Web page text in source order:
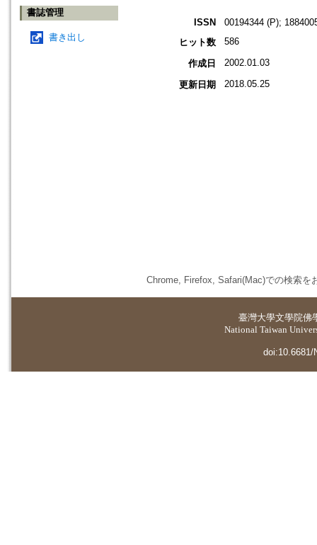
書誌管理
書き出し
ISSN
00194344 (P);
ヒット数
586
作成日 2002.01.03
更新日期 2018.05.25
Chrome, Firefox, Safari(Mac)での検索を
臺灣大學文學院佛
National Taiwan
doi:10.6681/